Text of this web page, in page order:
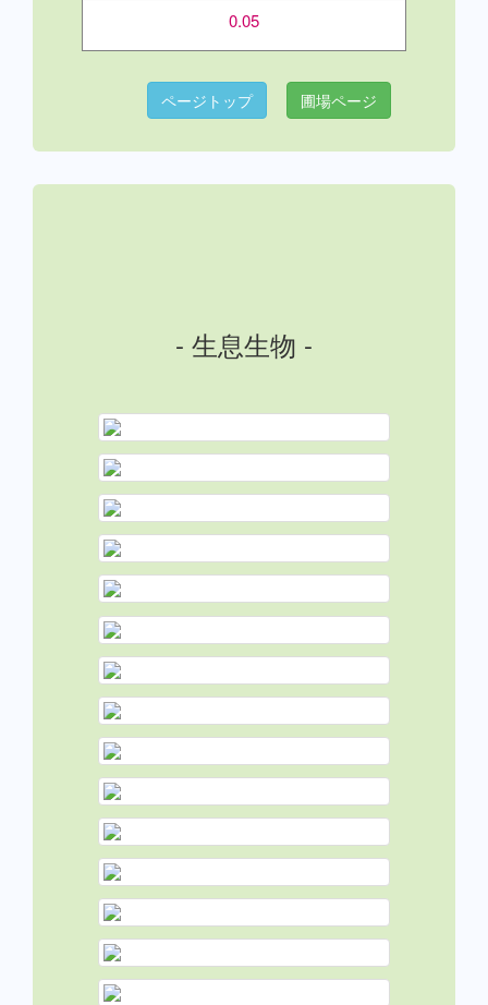
0.05
ページトップ 圃場ページ
- 生息生物 -